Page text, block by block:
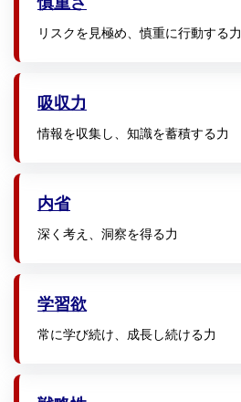
リスクを見極め、慎重に行動する力
吸収力
情報を収集し、知識を蓄積する力
内省
深く考え、洞察を得る力
学習欲
常に学び続け、成長し続ける力